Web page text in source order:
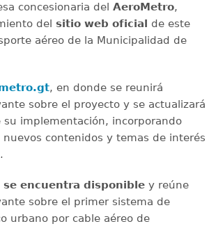
concesionaria del AeroMetro,
del sitio web oficial
de este
aéreo de la Municipalidad de
, en donde se reunirá
sobre el proyecto y se actualizará
su implementación, incorporando
contenidos y temas de interés
se encuentra disponibley reúne
sobre el primer sistema de
urbano por cable aéreo de